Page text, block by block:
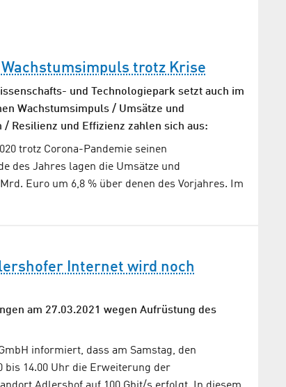
trotz Krise
und Technologiepark setzt auch im
Wachstumsimpuls / Umsätze und
/ Resilienz und Effizienz zahlen sich aus:
trotz Corona-Pandemie seinen
des Jahres lagen die Umsätze und
Euro um 6,8 % über denen des Vorjahres. Im
Internet wird noch
am 27.03.2021 wegen Aufrüstung des
informiert, dass am Samstag, den
bis 14.00 Uhr die Erweiterung der